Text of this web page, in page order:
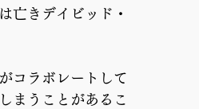
亡きデイビッド・
コラボレートして
まうことがあるこ